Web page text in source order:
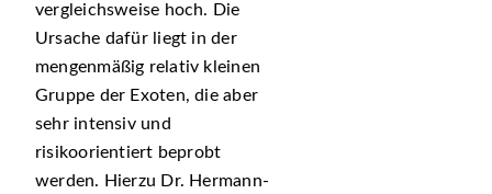
vergleichsweise hoch. Die
Ursache dafür liegt in der
mengenmäßig relativ kleinen
Gruppe der Exoten, die aber
sehr intensiv und
risikoorientiert beprobt
werden. Hierzu Dr. Hermann-